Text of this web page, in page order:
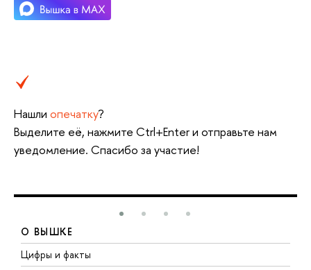
Нашли опечатку?
Выделите её, нажмите Ctrl+Enter и отправьте нам
уведомление. Спасибо за участие!
О ВЫШКЕ
Цифры и факты